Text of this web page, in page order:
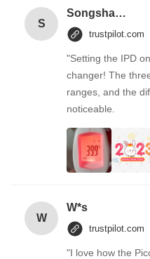
S
Songshang
trustpilot.com
"Setting the IPD
changer! The
ranges, and the
noticeable.
W
W*s
trustpilot.com
"I love how the